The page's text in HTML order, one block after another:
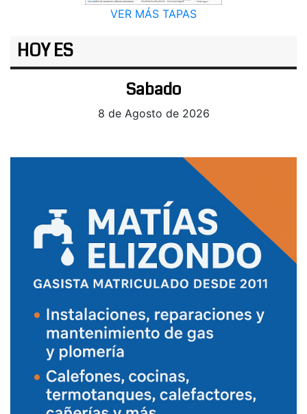
VER MÁS TAPAS
HOY ES
Sabado
8 de Agosto de 2026